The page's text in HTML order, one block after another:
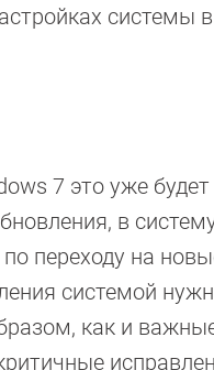
системы
7 это уже
в
переходу на
системой
как и